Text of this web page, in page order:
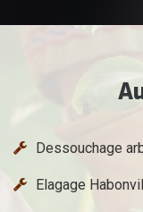
Dessouchage
Elagage